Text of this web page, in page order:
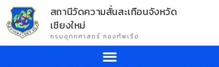
สถานีวัดความสั่นสะเทือนจังหวัด
เชียงใหม่
กรมอุทกศาสตร์ กองทัพเรือ